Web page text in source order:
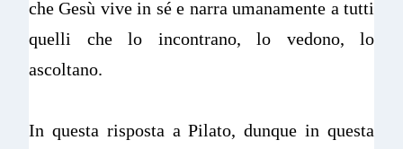
che Gesù vive in sé e narra umanamente a tutti
quelli che lo incontrano, lo vedono, lo
ascoltano.
In questa risposta a Pilato, dunque in questa